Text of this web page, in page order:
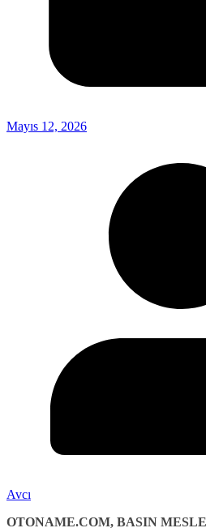
Mayıs 12, 2026
Avcı
OTONAME.COM, BASIN